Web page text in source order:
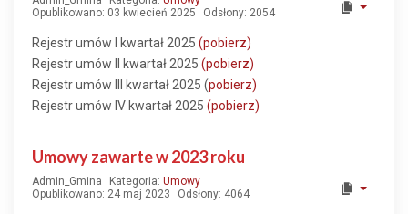
Opublikowano: 03 kwiecień 2025
Odsłony: 2054
Rejestr umów I kwartał 2025 (pobierz)
Rejestr umów II kwartał 2025 (pobierz)
Rejestr umów III kwartał 2025 (pobierz)
Rejestr umów IV kwartał 2025 (pobierz)
Umowy zawarte w 2023 roku
Admin_Gmina Kategoria: Umowy
Opublikowano: 24 maj 2023
Odsłony: 4064